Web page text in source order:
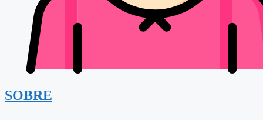
SOBRE